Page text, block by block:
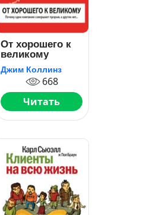
От хорошего к
великому
Джим Коллинз
668
Читать